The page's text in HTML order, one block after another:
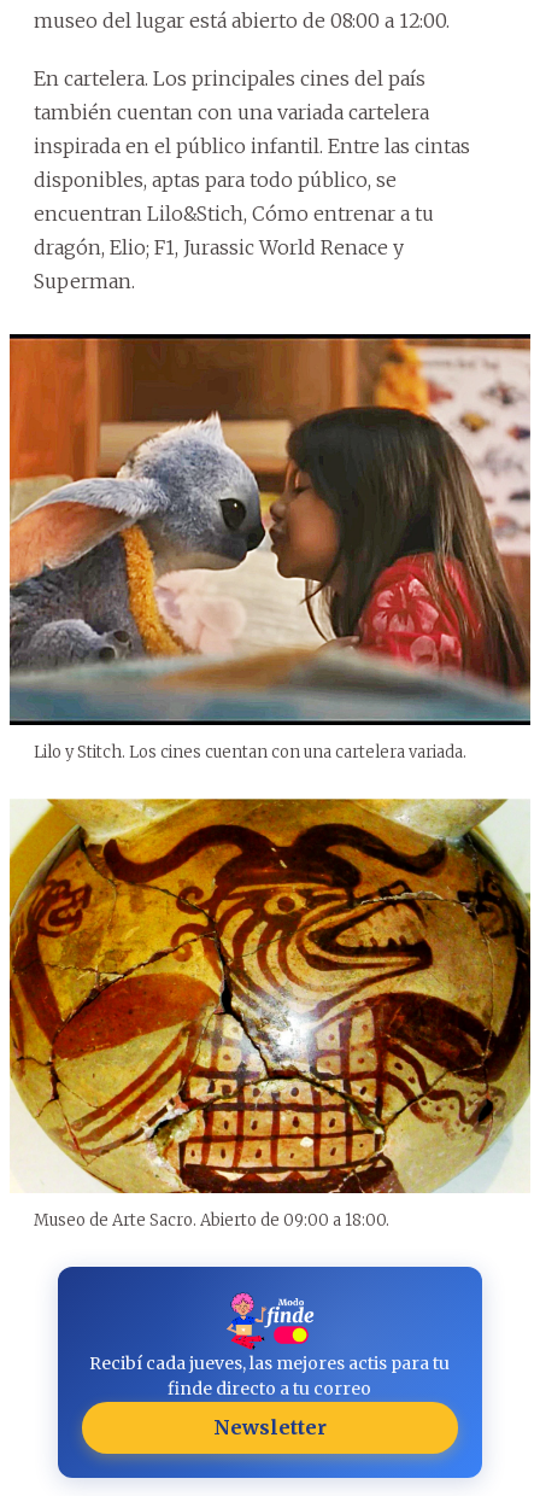
museo del lugar está abierto de 08:00 a 12:00.
En cartelera. Los principales cines del país
también cuentan con una variada cartelera
inspirada en el público infantil. Entre las cintas
disponibles, aptas para todo público, se
encuentran Lilo&Stich, Cómo entrenar a tu
dragón, Elio; F1, Jurassic World Renace y
Superman.
Lilo y Stitch. Los cines cuentan con una cartelera variada.
Museo de Arte Sacro. Abierto de 09:00 a 18:00.
Recibí cada jueves, las mejores actis para tu
finde directo a tu correo
Newsletter